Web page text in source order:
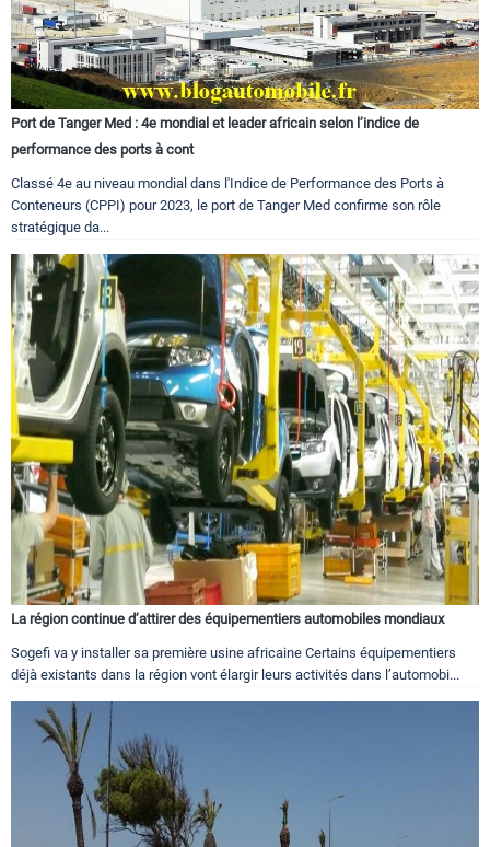
Port de Tanger Med : 4e mondial et leader africain selon l’indice de
performance des ports à cont
Classé 4e au niveau mondial dans l'Indice de Performance des Ports à
Conteneurs (CPPI) pour 2023, le port de Tanger Med confirme son rôle
stratégique da...
La région continue d’attirer des équipementiers automobiles mondiaux
Sogefi va y installer sa première usine africaine Certains équipementiers
déjà existants dans la région vont élargir leurs activités dans l’automobi...